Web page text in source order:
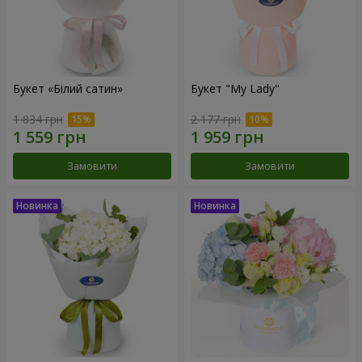
Букет «Білий сатин»
1 834 грн
Замовити
Букет "My Lady"
2 177 грн
Замовити